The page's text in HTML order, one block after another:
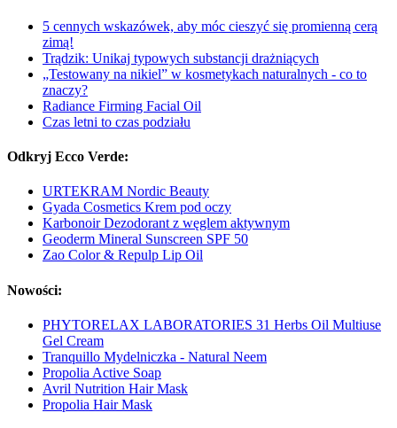
5 cennych wskazówek, aby móc cieszyć się promienną cerą
zimą!
Trądzik: Unikaj typowych substancji drażniących
„Testowany na nikiel” w kosmetykach naturalnych - co to
znaczy?
Radiance Firming Facial Oil
Czas letni to czas podziału
Odkryj Ecco Verde:
URTEKRAM Nordic Beauty
Gyada Cosmetics Krem pod oczy
Karbonoir Dezodorant z węglem aktywnym
Geoderm Mineral Sunscreen SPF 50
Zao Color & Repulp Lip Oil
Nowości:
PHYTORELAX LABORATORIES 31 Herbs Oil Multiuse
Gel Cream
Tranquillo Mydelniczka - Natural Neem
Propolia Active Soap
Avril Nutrition Hair Mask
Propolia Hair Mask